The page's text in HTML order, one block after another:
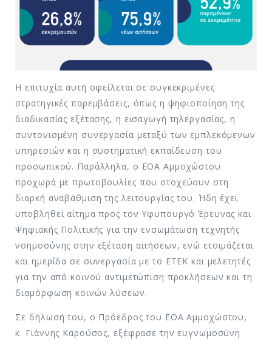
Η επιτυχία αυτή οφείλεται σε συγκεκριμένες
στρατηγικές παρεμβάσεις, όπως η ψηφιοποίηση της
διαδικασίας εξέτασης, η εισαγωγή τηλεργασίας, η
συντονισμένη συνεργασία μεταξύ των εμπλεκόμενων
υπηρεσιών και η συστηματική εκπαίδευση του
προσωπικού. Παράλληλα, ο ΕΟΑ Αμμοχώστου
προχωρά με πρωτοβουλίες που στοχεύουν στη
διαρκή αναβάθμιση της λειτουργίας του. Ήδη έχει
υποβληθεί αίτημα προς τον Υφυπουργό Έρευνας και
Ψηφιακής Πολιτικής για την ενσωμάτωση τεχνητής
νοημοσύνης στην εξέταση αιτήσεων, ενώ ετοιμάζεται
και ημερίδα σε συνεργασία με το ΕΤΕΚ και μελετητές
για την από κοινού αντιμετώπιση προκλήσεων και τη
διαμόρφωση κοινών λύσεων.
Σε δήλωσή του, ο Πρόεδρος του ΕΟΑ Αμμοχώστου,
κ. Γιάννης Καρούσος, εξέφρασε την ευγνωμοσύνη